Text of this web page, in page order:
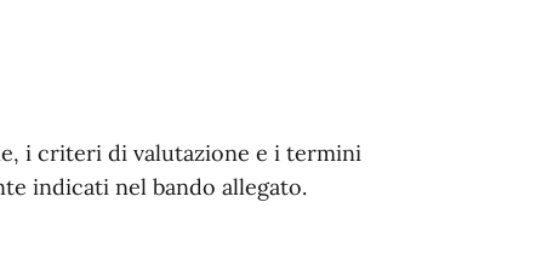
i criteri di valutazione e i termini
indicati nel bando allegato.